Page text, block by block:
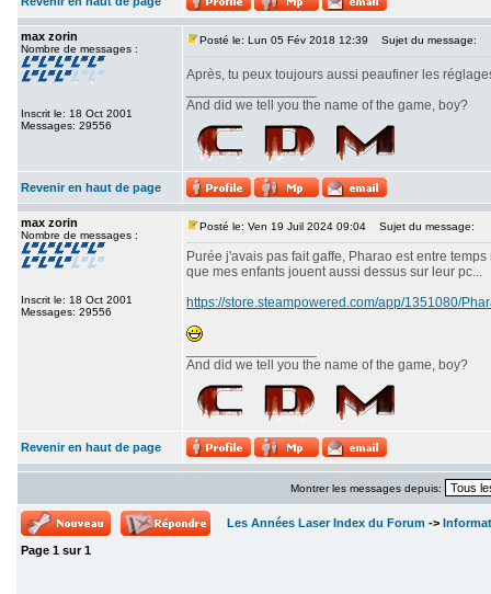
max zorin
Nombre de messages :
Inscrit le: 18 Oct 2001
Messages: 29556
Posté le: Lun 05 Fév 2018 12:39 Sujet du message:
Après, tu peux toujours aussi peaufiner les
And did we tell you the name of the game, boy?
Revenir en haut de page
max zorin
Nombre de messages :
Inscrit le: 18 Oct 2001
Messages: 29556
Posté le: Ven 19 Juil 2024 09:04 Sujet du message:
Purée j'avais pas fait gaffe, Pharao est entre
que mes enfants jouent aussi dessus sur leur pc...
https://store.steampowered.com/app/1351080/
And did we tell you the name of the game, boy?
Revenir en haut de page
Montrer les messages depuis:
Les Années Laser Index du Forum ->
Page 1 sur1